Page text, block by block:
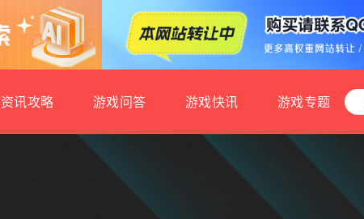
资讯攻略 游戏问答 游戏快讯 游戏专题